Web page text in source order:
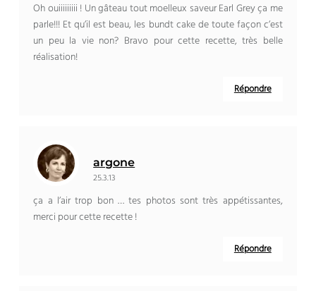
Oh ouiiiiiiiii ! Un gâteau tout moelleux saveur Earl Grey ça me
parle!!! Et qu’il est beau, les bundt cake de toute façon c’est
un peu la vie non? Bravo pour cette recette, très belle
réalisation!
Répondre
argone
25.3.13
ça a l’air trop bon … tes photos sont très appétissantes,
merci pour cette recette !
Répondre